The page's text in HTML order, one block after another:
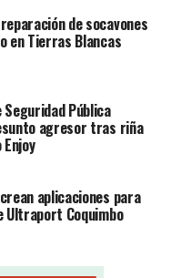
de socavones
en Tierras Blancas
Pública
agresor tras riña
aplicaciones para
Coquimbo